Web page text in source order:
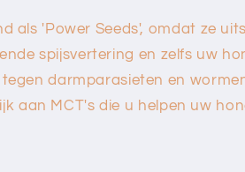
als 'Power Seeds', omdat ze
spijsvertering en zelfs uw
darmparasieten en
aan MCT's die u helpen uw